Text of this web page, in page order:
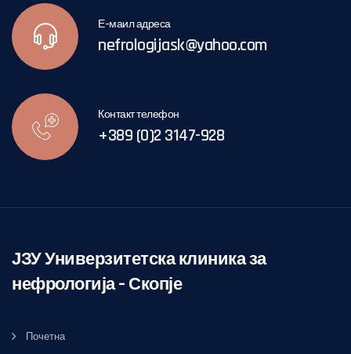
Е-маил адреса
nefrologijask@yahoo.com
Контакт телефон
+389 (0)2 3147-928
ЈЗУ Универзитетска клиника за
нефрологија – Скопје
Почетна